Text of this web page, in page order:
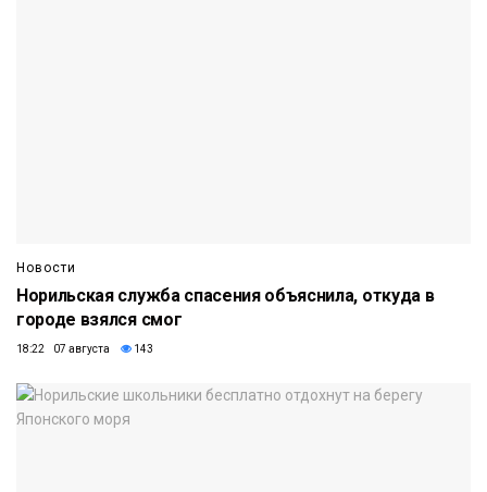
Новости
Норильская служба спасения объяснила, откуда в
городе взялся смог
18:22 07 августа 143